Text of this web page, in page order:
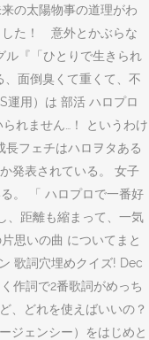
の太陽物事の道理がわ
した！ 意外とかぶらな
『「ひとりで生きられ
面倒臭くて重くて、不
運用）は 部活 ハロプロ
れません…！ というわけ
フェチはハロヲタある
発表されている。 女子
。 「 ハロプロで一番好
、距離も縮まって、一気
思いの曲 についてまと
歌詞穴埋めクイズ! Dec
作詞で2番歌詞がめっち
、どれを使えばいいの？
ジェンシー）をはじめと